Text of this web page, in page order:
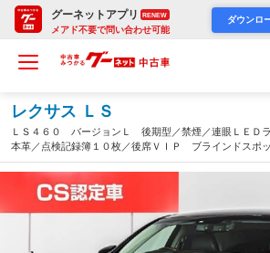
グーネットアプリ RENEW
メアド不要で問い合わせ可能
ダウンロ
レクサス ＬＳ
ＬＳ４６０ バージョンＬ 後期型／禁煙／連眼ＬＥＤ
本革／点検記録簿１０枚／後席ＶＩＰ ブラインドスポ
ー／パワートランク／エアシート／シートヒーター／Ｈ
ナビ／クルーズコントロール／（千葉県）